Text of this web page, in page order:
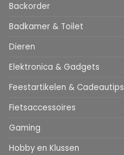
Backorder
Badkamer & Toilet
Dieren
Elektronica & Gadgets
Feestartikelen & Cadeautips
Fietsaccessoires
Gaming
Hobby en Klussen